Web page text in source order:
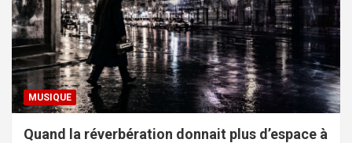
MUSIQUE
Quand la réverbération donnait plus d’espace à